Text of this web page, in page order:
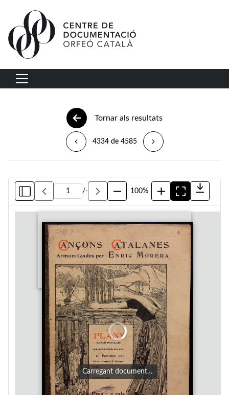
Vés al contingut
Navegació principal
Tornar als resultats
4334 de 4585
/- 100%
Carregant document…